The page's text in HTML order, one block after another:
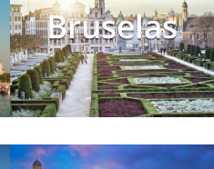
Bruselas